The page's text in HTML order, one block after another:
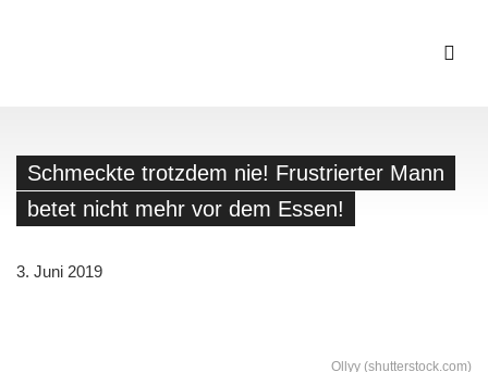
Schmeckte trotzdem nie! Frustrierter Mann
betet nicht mehr vor dem Essen!
3. Juni 2019
Ollyy (shutterstock.com)